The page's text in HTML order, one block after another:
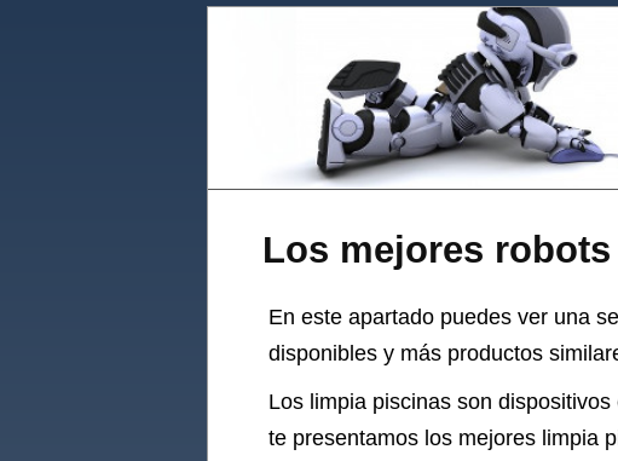
Los mejores
En este apartado puedes ver una
disponibles y más productos
Los limpia piscinas son
te presentamos los mejores limpia